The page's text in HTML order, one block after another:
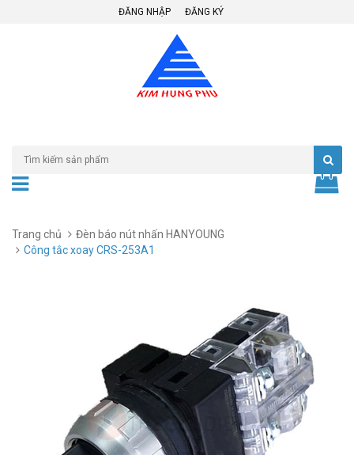
ĐĂNG NHẬP ĐĂNG KÝ
Trang chủ
Đèn báo nút nhấn HANYOUNG
Công tắc xoay CRS-253A1